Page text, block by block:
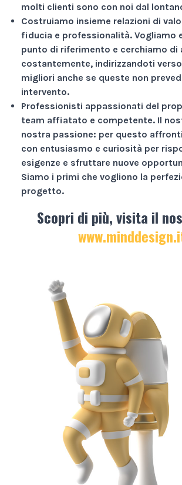
molti clienti sono con noi dal
Costruiamo insieme relazioni di
fiducia e professionalità. Vogliamo
punto di riferimento e cerchiamo di
costantemente, indirizzandoti
migliori anche se queste non
intervento.
Professionisti appassionati del
team affiatato e competente. Il
nostra passione: per questo
con entusiasmo e curiosità per
esigenze e sfruttare nuove
Siamo i primi che vogliono la
progetto.
Scopri di più, visita il